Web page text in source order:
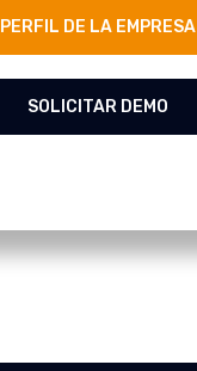
PERFIL DE LA EMPRESA
SOLICITAR DEMO